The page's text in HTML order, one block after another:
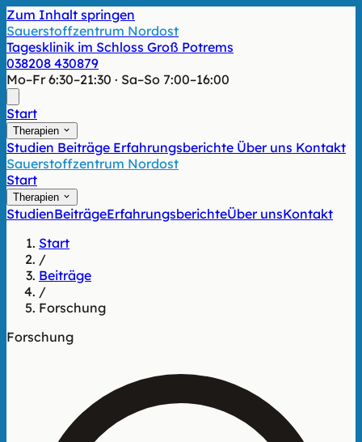
Zum Inhalt springen
Sauerstoffzentrum Nordost
Tagesklinik im Schloss Groß Potrems
038208 430879
Mo–Fr 6:30–21:30 · Sa–So 7:00–16:00
Start
Therapien
Studien Beiträge Erfahrungsberichte Über uns Kontakt
Sauerstoffzentrum Nordost
Start
Therapien
StudienBeiträgeErfahrungsberichteÜber unsKontakt
Start
/
Beiträge
/
Forschung
Forschung